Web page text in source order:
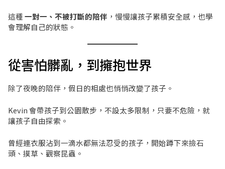
這種一對一、不被打斷的陪伴 ，慢慢讓孩子累積安全感，也學
會理解自己的狀態。
從害怕髒亂，到擁抱世界
除了夜晚的陪伴，假日的相處也悄悄改變了孩子。
Kevin 會帶孩子到公園散步，不設太多限制，只要不危險，就
讓孩子自由探索。
曾經連衣服沾到一滴水都無法忍受的孩子，開始蹲下來撿石
頭、摸草、觀察昆蟲。